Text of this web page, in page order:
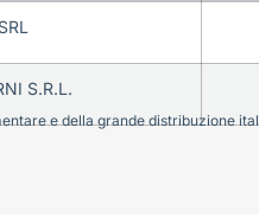
S.R.L.
e della grande distribuzione